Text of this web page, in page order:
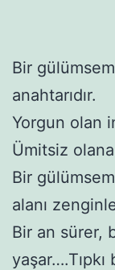
Bir
anahtarıdır.
Yorgun olan
Ümitsiz
Bir
alanı
Bir an sürer,